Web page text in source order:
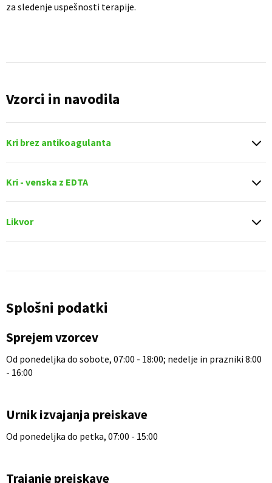
za sledenje uspešnosti terapije.
Vzorci in navodila
Kri brez antikoagulanta
Kri - venska z EDTA
Likvor
Splošni podatki
Sprejem vzorcev
Od ponedeljka do sobote, 07:00 - 18:00; nedelje in prazniki 8:00
- 16:00
Urnik izvajanja preiskave
Od ponedeljka do petka, 07:00 - 15:00
Trajanje preiskave